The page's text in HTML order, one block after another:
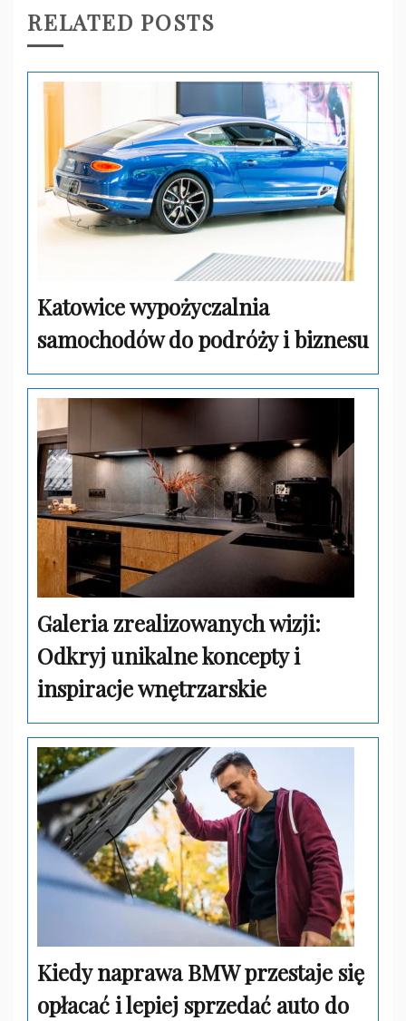
RELATED POSTS
Katowice wypożyczalnia
samochodów do podróży i biznesu
Galeria zrealizowanych wizji:
Odkryj unikalne koncepty i
inspiracje wnętrzarskie
Kiedy naprawa BMW przestaje się
opłacać i lepiej sprzedać auto do